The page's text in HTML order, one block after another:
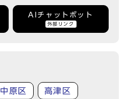
AIチャットボット
外部リンク
中原区 高津区